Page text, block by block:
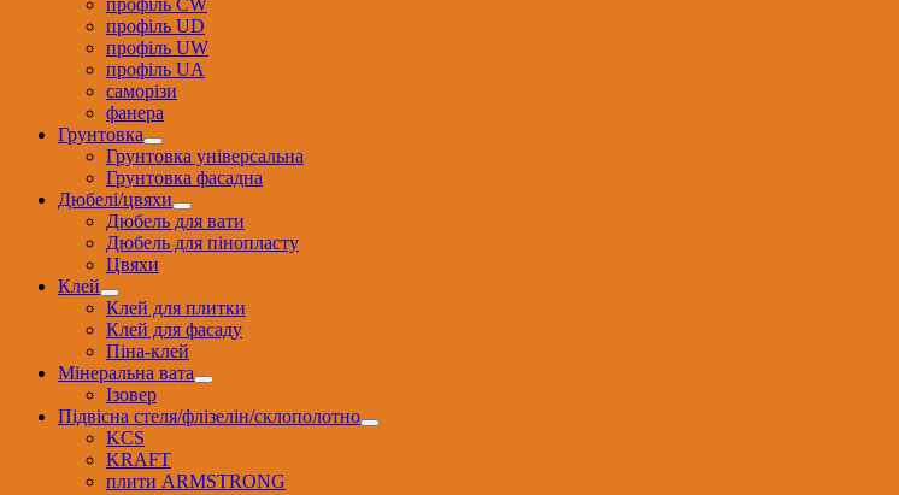
профіль CW
профіль UD
профіль UW
профіль UА
саморізи
фанера
Грунтовка
Грунтовка універсальна
Грунтовка фасадна
Дюбелі/цвяхи
Дюбель для вати
Дюбель для пінопласту
Цвяхи
Клей
Клей для плитки
Клей для фасаду
Піна-клей
Мінеральна вата
Ізовер
Підвісна стеля/флізелін/склополотно
KCS
KRAFT
плити ARMSTRONG